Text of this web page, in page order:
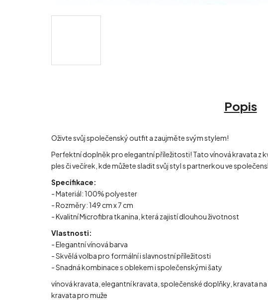
Popis
Oživte svůj společenský outfit a zaujměte svým stylem!
Perfektní doplněk pro elegantní příležitosti! Tato vínová kravata z
ples či večírek, kde můžete sladit svůj styl s partnerkou ve
Specifikace:
- Materiál: 100% polyester
- Rozměry: 149 cm x 7 cm
- Kvalitní Microfibra tkanina, která zajistí dlouhou životnost
Vlastnosti:
- Elegantní vínová barva
- Skvělá volba pro formální i slavnostní příležitosti
- Snadná kombinace s oblekem i společenskými šaty
vínová kravata, elegantní kravata, společenské doplňky, kravata
kravata pro muže